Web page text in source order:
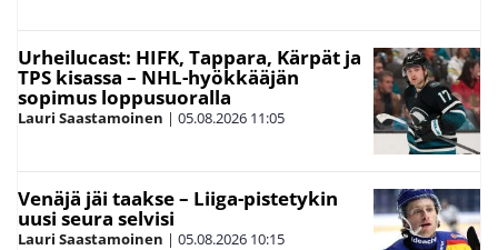
Urheilucast: HIFK, Tappara, Kärpät ja
TPS kisassa – NHL-hyökkääjän
sopimus loppusuoralla
Lauri Saastamoinen | 05.08.2026 11:05
Venäjä jäi taakse – Liiga-pistetykin
uusi seura selvisi
Lauri Saastamoinen | 05.08.2026 10:15